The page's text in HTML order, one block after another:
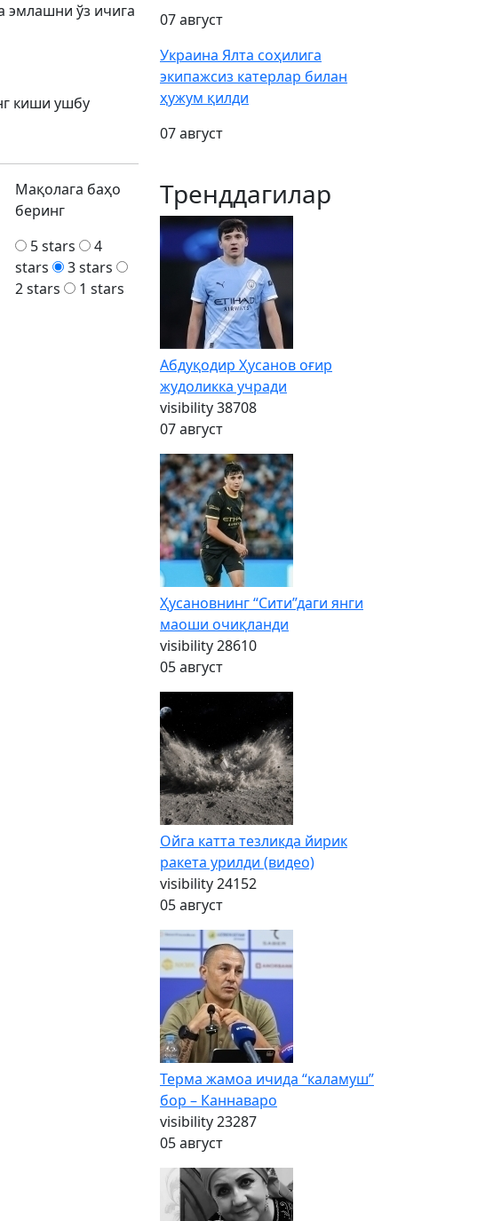
эмлашни ўз ичига
киши ушбу
Мақолага баҳо
беринг
5 stars
4
stars
3 stars
2 stars
1 stars
07 август
Украина Ялта соҳилига
экипажсиз катерлар билан
ҳужум қилди
07 август
Тренддагилар
Абдуқодир Ҳусанов оғир
жудоликка учради
visibility38708
07 август
Ҳусановнинг “Сити”даги янги
маоши очиқланди
visibility28610
05 август
Ойга катта тезликда йирик
ракета урилди (видео)
visibility24152
05 август
Терма жамоа ичида “каламуш”
бор – Каннаваро
visibility23287
05 август